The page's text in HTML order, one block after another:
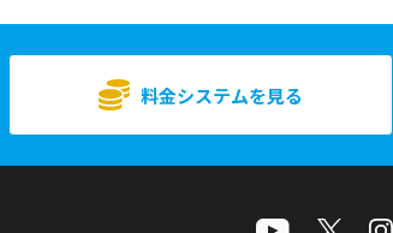
料金システムを見る